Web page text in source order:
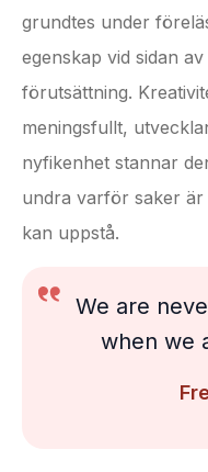
grundtes under
egenskap vid sidan
förutsättning.
meningsfullt,
nyfikenhet stannar
undra varför saker är
kan uppstå.
We are
when we